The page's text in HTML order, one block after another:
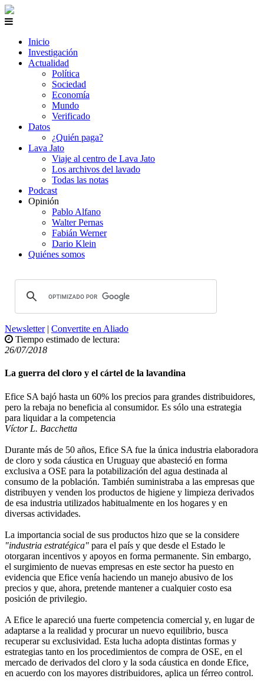
Inicio
Investigación
Actualidad
Política
Sociedad
Economía
Mundo
Verificado
Datos
¿Quién paga?
Lava Jato
Viaje al centro de Lava Jato
Los archivos del lavado
Todas las notas
Podcast
Opinión
Pablo Alfano
Walter Pernas
Fabián Werner
Dario Klein
Quiénes somos
Newsletter| Convertite en Aliado
Tiempo estimado de lectura:
26/07/2018
La guerra del cloro y el cártel de la lavandina
Efice SA bajó hasta un 60% los precios para grandes distribuidores,
pero la rebaja no beneficia al consumidor. Es sólo una estrategia
para liquidar a la competencia
Víctor L. Bacchetta
Durante más de 50 años, Efice SA fue la única industria elaboradora
de cloro y soda cáustica en Uruguay que abasteció en forma
exclusiva a OSE para la potabilización del agua destinada al
consumo de la población. También suministraba a las empresas que
distribuyen y venden los productos de higiene y limpieza derivados
de esa industria utilizados habitualmente en los hogares y en
diversas actividades.
La importancia social de sus productos hizo que se la considere
"industria estratégica" para el país y que desde el Estado le
otorgaran incentivos y apoyos en forma permanente. Sin embargo,
el surgimiento de nuevas empresas en este sector ha puesto en
evidencia que Efice venía haciendo un manejo abusivo de los
precios y que, ahora, pretende mantener a cualquier costo esa
posición de privilegio.
A Efice le apareció una fuerte competencia comercial y, en lugar de
adaptarse a la realidad y procurar un nuevo equilibrio, busca
recuperar su exclusividad. Esta lucha adopta distintas formas y
estrategias tanto en los procedimientos de compra de OSE, en el
mercado de derivados del cloro y la soda cáustica en donde Efice,
en acuerdo con los mayores distribuidores, aplica un férreo control.